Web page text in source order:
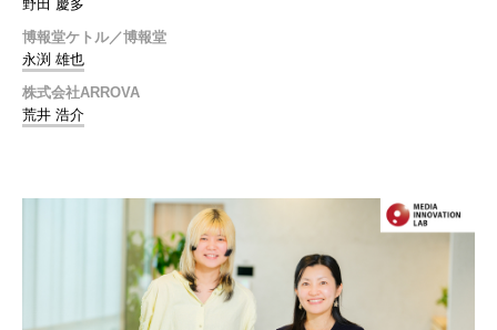
野田 慶多
博報堂ケトル／博報堂
永渕 雄也
株式会社ARROVA
荒井 浩介